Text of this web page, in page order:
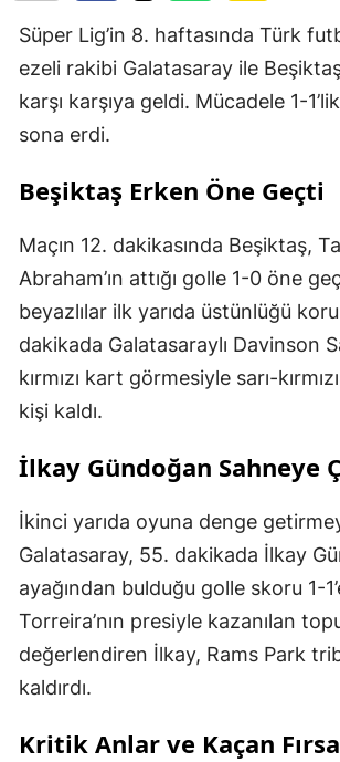
Süper Lig’in 8. haftasında Türk
ezeli rakibi Galatasaray ile
karşı karşıya geldi. Mücadele 1-
sona erdi.
Beşiktaş Erken Öne Geçti
Maçın 12. dakikasında Beşiktaş,
Abraham’ın attığı golle 1-0 öne
beyazlılar ilk yarıda üstünlüğü
dakikada Galatasaraylı Davinson
kırmızı kart görmesiyle sarı-
kişi kaldı.
İlkay Gündoğan Sahneye
İkinci yarıda oyuna denge
Galatasaray, 55. dakikada İlkay
ayağından bulduğu golle skoru 1-
Torreira’nın presiyle kazanılan
değerlendiren İlkay, Rams Park
kaldırdı.
Kritik Anlar ve Kaçan